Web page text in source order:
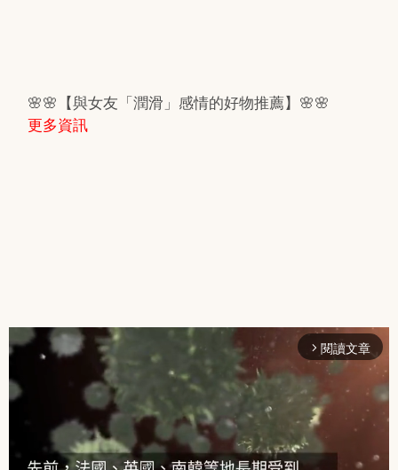
🌸🌸【與女友「潤滑」感情的好物推薦】🌸🌸
更多資訊
arrow_forward_ios 閱讀文章